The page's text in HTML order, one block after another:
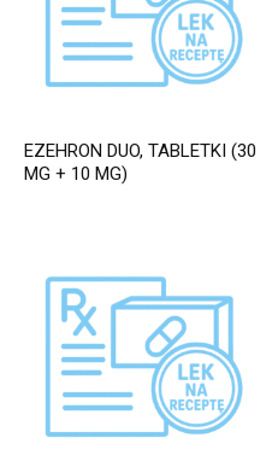
EZEHRON DUO, TABLETKI (30
MG + 10 MG)